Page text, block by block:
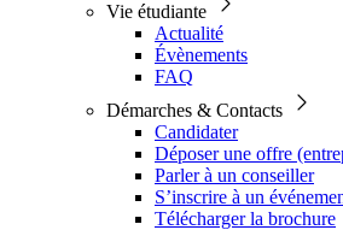
Vie étudiante
Actualité
Évènements
FAQ
Démarches & Contacts
Candidater
Déposer une offre
Parler à un conseiller
S’inscrire à un
Télécharger la brochure